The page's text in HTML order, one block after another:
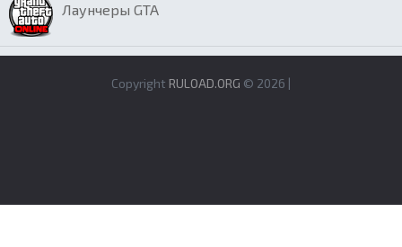
Лаунчеры GTA
Copyright RULOAD.ORG © 2026 |